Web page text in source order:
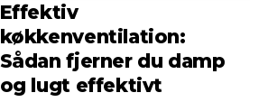
Effektiv
køkkenventilation:
Sådan fjerner du damp
og lugt effektivt